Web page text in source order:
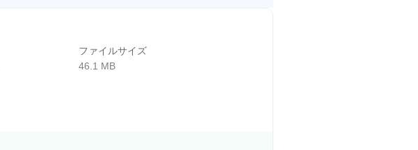
ファイルサイズ
46.1 MB